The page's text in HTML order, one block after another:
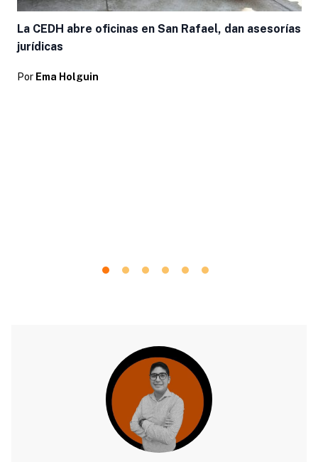
La CEDH abre oficinas en San Rafael, dan asesorías
jurídicas
Por Ema Holguin